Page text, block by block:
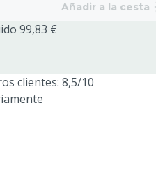
Añadir a la cesta
99,83 €
clientes: 8,5/10